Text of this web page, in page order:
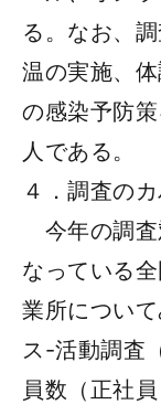
る。なお、
温の実施、
の感染予防
人である。
４．調査の
今年の調査
なっている
業所につい
ス-活動調査
員数（正社